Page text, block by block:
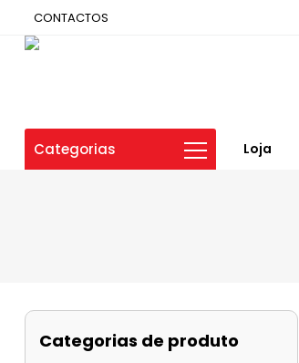
CONTACTOS
Categorias Loja
Categorias de produto